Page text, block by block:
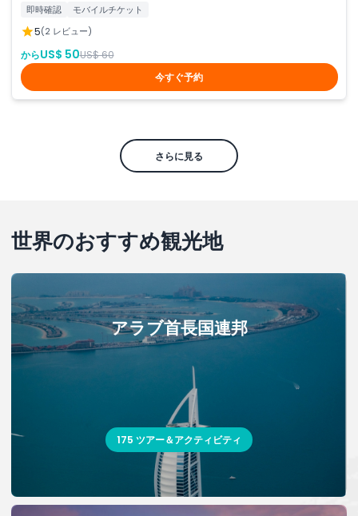
即時確認 モバイルチケット
5(2 レビュー)
からUS$ 50US$ 60
今すぐ予約
さらに見る
世界のおすすめ観光地
アラブ首長国連邦
175 ツアー＆アクティビティ